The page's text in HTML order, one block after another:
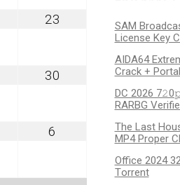
23
30
6 septiembre
SAM
License Key
AIDA64
Crack +
DC 2026
RARBG
The Last
MP4 Proper
Office 2024
Tоrrеnt